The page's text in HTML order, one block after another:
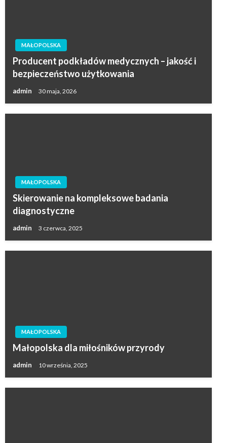
MAŁOPOLSKA
Producent podkładów medycznych – jakość i
bezpieczeństwo użytkowania
admin 30 maja, 2026
MAŁOPOLSKA
Skierowanie na kompleksowe badania
diagnostyczne
admin 3 czerwca, 2025
MAŁOPOLSKA
Małopolska dla miłośników przyrody
admin 10 września, 2025